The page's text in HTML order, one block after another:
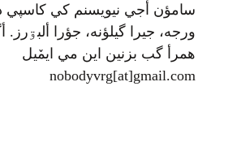
سامؤن أجي نيويسنم کي کاسپي
ورجه، جيرا گيلؤنه، جؤرا
همرأ گب بزنين اين مي ايمٚیل‌ ‌
nobodyvrg[at]gmail.com